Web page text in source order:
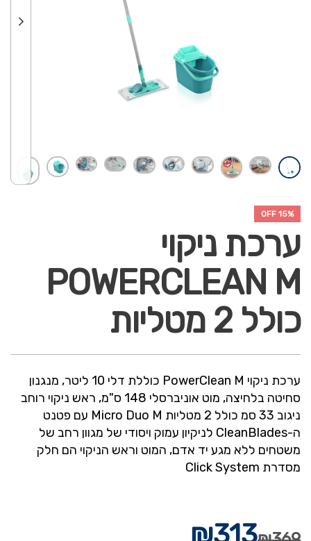
15% OFF
ערכת ניקוי
POWERCLEAN M
כולל 2 מטליות
ערכת ניקוי PowerClean M
כוללת דלי 10 ליטר, מנגנון
סחיטה בלחיצה, מוט אוניברסלי 148 ס"מ, ראש ניקוי רוחב
ניגוב 33 סמ כולל 2 מטליות
Micro Duo M עם פטנט
ה-CleanBlades לניקיון עמוק ויסודי של מגוון רחב של
משטחים ללא מגע יד אדם, המוט וראש הניקוי הם חלק
מסדרת Click System